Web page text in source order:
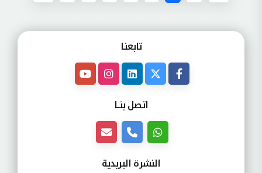
تابعنـا
اتصل بنــا
النشرة البريدية